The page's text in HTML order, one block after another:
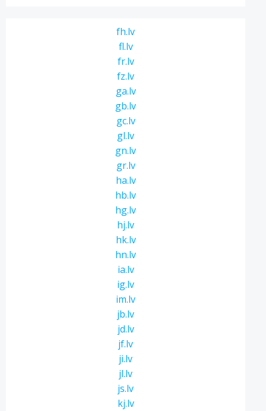
fh.lv
fl.lv
fr.lv
fz.lv
ga.lv
gb.lv
gc.lv
gl.lv
gn.lv
gr.lv
ha.lv
hb.lv
hg.lv
hj.lv
hk.lv
hn.lv
ia.lv
ig.lv
im.lv
jb.lv
jd.lv
jf.lv
ji.lv
jl.lv
js.lv
kj.lv